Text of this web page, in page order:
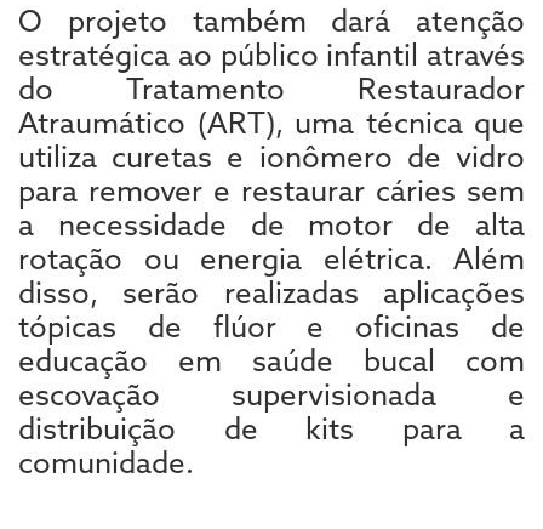
O projeto também dará atenção
estratégica ao público infantil através
do Tratamento Restaurador
Atraumático (ART), uma técnica que
utiliza curetas e ionômero de vidro
para remover e restaurar cáries sem
a necessidade de motor de alta
rotação ou energia elétrica. Além
disso, serão realizadas aplicações
tópicas de flúor e oficinas de
educação em saúde bucal com
escovação supervisionada e
distribuição de kits para a
comunidade.